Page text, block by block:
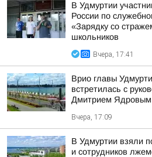
В Удмуртии
России по
«Зарядку со
школьников
Вчера, 17:41
Врио главы
встретилась с
Дмитрием Ядровым
Вчера, 17:09
В Удмуртии взяли
и сотрудников